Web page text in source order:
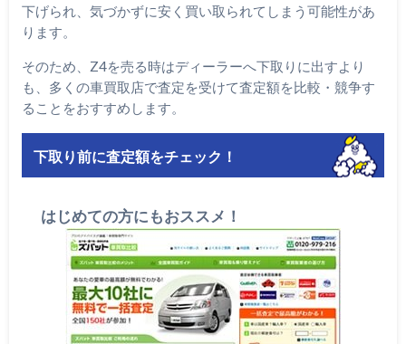
下げられ、気づかずに安く買い取られてしまう可能性があ
ります。
そのため、Z4を売る時はディーラーへ下取りに出すより
も、多くの車買取店で査定を受けて査定額を比較・競争す
ることをおすすめします。
下取り前に査定額をチェック！
はじめての方にもおススメ！